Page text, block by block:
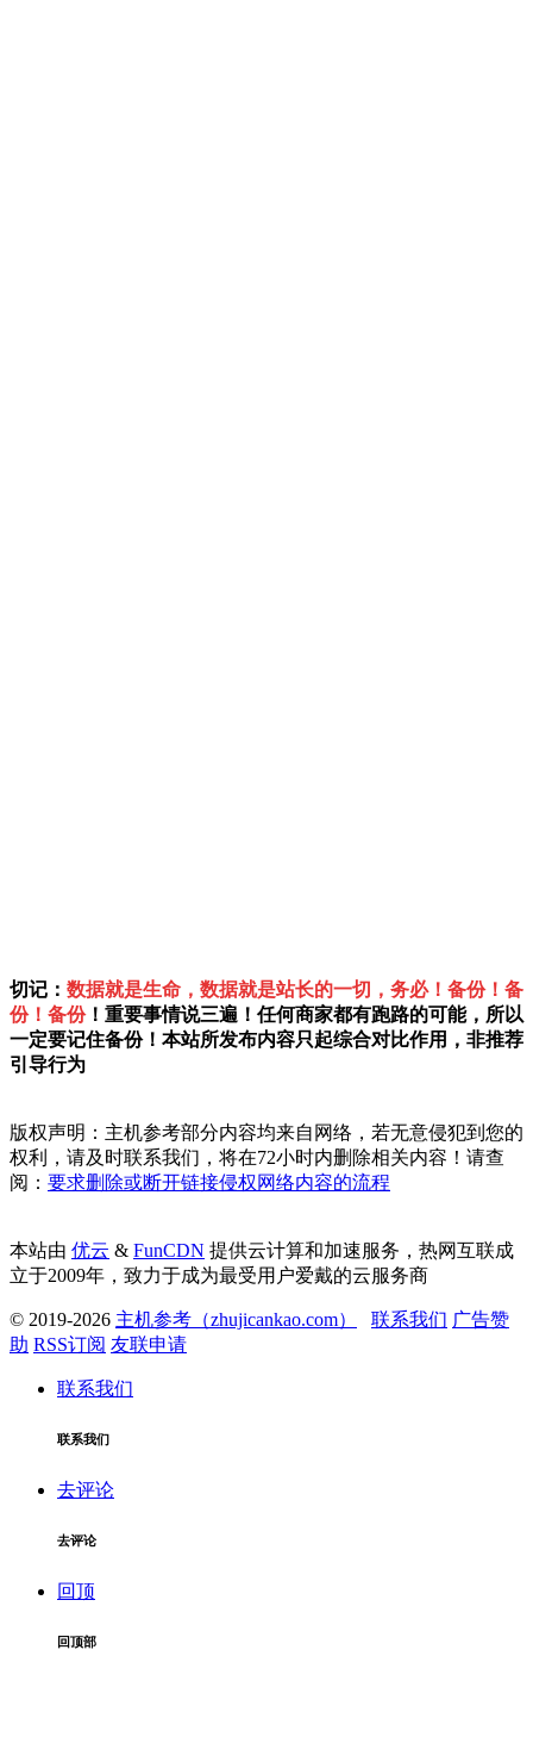
切记： 数据就是生命，数据就是站长的一切，务必！备份！备
份！备份！重要事情说三遍！任何商家都有跑路的可能，所以
一定要记住备份！本站所发布内容只起综合对比作用，非推荐
引导行为
版权声明：主机参考部分内容均来自网络，若无意侵犯到您的
权利，请及时联系我们，将在72小时内删除相关内容！请查
阅： 要求删除或断开链接侵权网络内容的流程
本站由 优云 & FunCDN 提供云计算和加速服务，热网互联成
立于2009年，致力于成为最受用户爱戴的云服务商
© 2019-2026 主机参考（zhujicankao.com） 联系我们 广告赞
助 RSS订阅 友联申请
联系我们
联系我们
去评论
去评论
回顶
回顶部